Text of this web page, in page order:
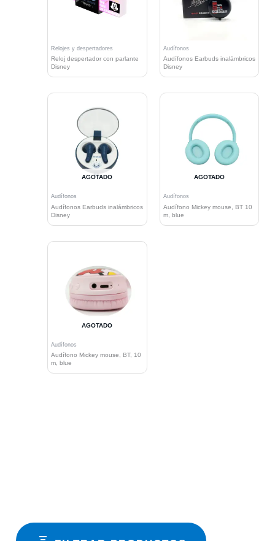
Relojes y despertadores
Reloj despertador con parlante
Disney
Audífonos
Audífonos Earbuds inalámbricos
Disney
AGOTADO
Audífonos
Audífonos Earbuds inalámbricos
Disney
AGOTADO
Audífonos
Audífono Mickey mouse, BT 10
m, blue
AGOTADO
Audífonos
Audífono Mickey mouse, BT, 10
m, blue